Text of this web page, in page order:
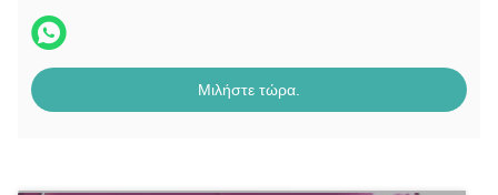
Μιλήστε τώρα.